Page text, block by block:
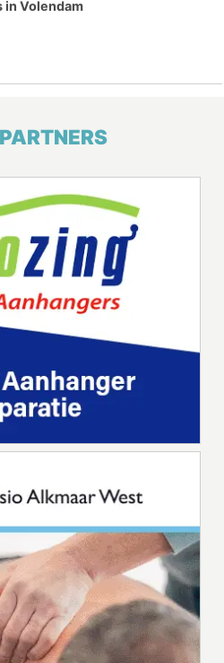
in Volendam
PARTNERS